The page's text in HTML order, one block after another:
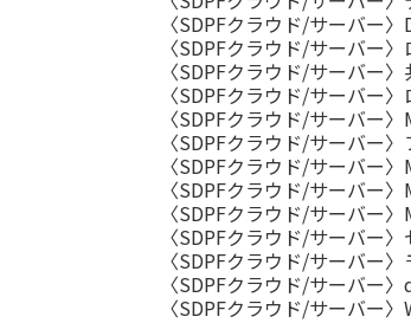
〈SDPFクラウド/サーバー〉
〈SDPFクラウド/サーバー
〈SDPFクラウド/サーバー
〈SDPFクラウド/サーバー
〈SDPFクラウド/サーバー
〈SDPFクラウド/サーバー
〈SDPFクラウド/サーバー
〈SDPFクラウド/サーバー
〈SDPFクラウド/サーバー
〈SDPFクラウド/サーバー
〈SDPFクラウド/サーバー
〈SDPFクラウド/サーバー
〈SDPFクラウド/サーバー